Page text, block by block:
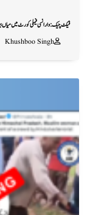
فیکٹ چیک: وارانسی فیملی کورٹ میں میاں
Khushboo Singh